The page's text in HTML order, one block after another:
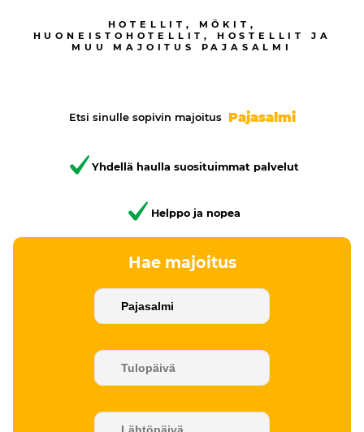
HOTELLIT, MÖKIT,
HUONEISTOHOTELLIT, HOSTELLIT JA
MUU MAJOITUS
PAJASALMI
Etsi sinulle sopivin majoitus Pajasalmi
Yhdellä haulla suosituimmat palvelut
Helppo ja nopea
Hae majoitus